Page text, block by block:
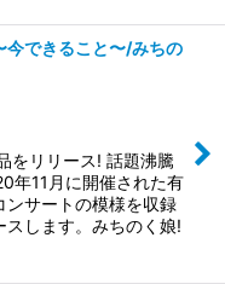
今できること〜/みちの
をリリース! 話題沸騰
年11月に開催された有
ンサートの模様を収録
スします。みちのく娘!